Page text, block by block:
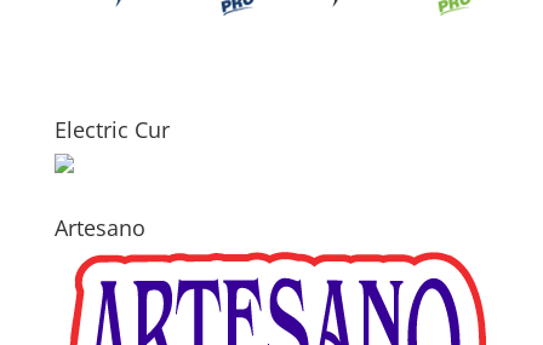
Electric Cur
Artesano